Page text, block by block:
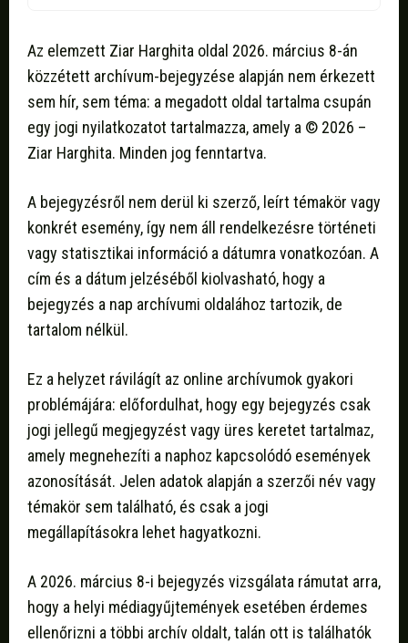
Az elemzett Ziar Harghita oldal 2026. március 8-án
közzétett archívum-bejegyzése alapján nem érkezett
sem hír, sem téma: a megadott oldal tartalma csupán
egy jogi nyilatkozatot tartalmazza, amely a © 2026 –
Ziar Harghita. Minden jog fenntartva.
A bejegyzésről nem derül ki szerző, leírt témakör vagy
konkrét esemény, így nem áll rendelkezésre történeti
vagy statisztikai információ a dátumra vonatkozóan. A
cím és a dátum jelzéséből kiolvasható, hogy a
bejegyzés a nap archívumi oldalához tartozik, de
tartalom nélkül.
Ez a helyzet rávilágít az online archívumok gyakori
problémájára: előfordulhat, hogy egy bejegyzés csak
jogi jellegű megjegyzést vagy üres keretet tartalmaz,
amely megnehezíti a naphoz kapcsolódó események
azonosítását. Jelen adatok alapján a szerzői név vagy
témakör sem található, és csak a jogi
megállapításokra lehet hagyatkozni.
A 2026. március 8-i bejegyzés vizsgálata rámutat arra,
hogy a helyi médiagyűjtemények esetében érdemes
ellenőrizni a többi archív oldalt, talán ott is találhatók